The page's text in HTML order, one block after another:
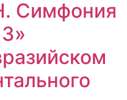
Симфония